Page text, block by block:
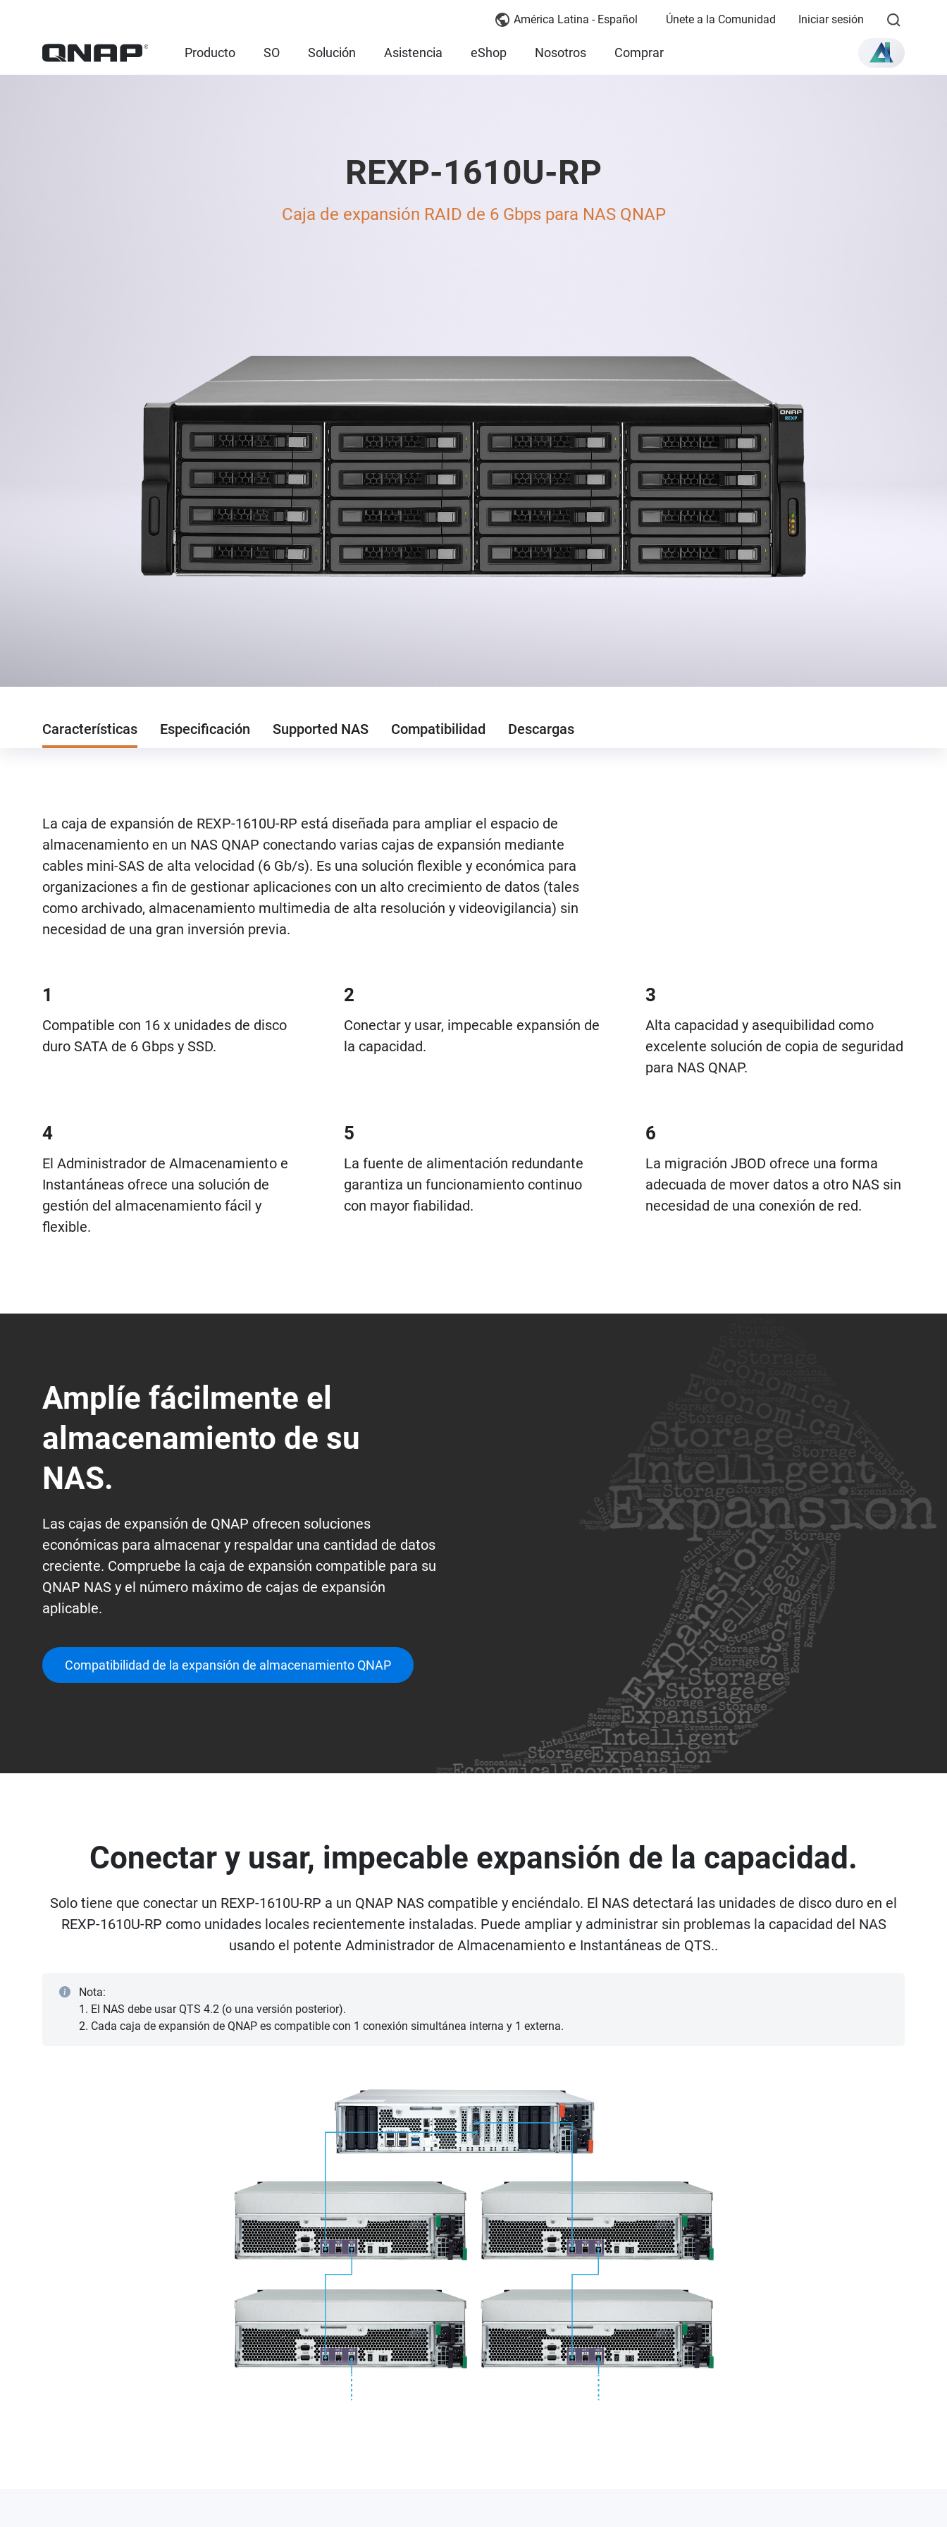
América Latina - Español Únete a la Comunidad Iniciar sesión
Producto SO Solución Asistencia eShop Nosotros Comprar
REXP-1610U-RP
Caja de expansión RAID de 6 Gbps para NAS QNAP
Características Especificación Supported NAS Compatibilidad Descargas
La caja de expansión de REXP-1610U-RP está diseñada para ampliar el espacio de
almacenamiento en un NAS QNAP conectando varias cajas de expansión mediante
cables mini-SAS de alta velocidad (6 Gb/s). Es una solución flexible y económica para
organizaciones a fin de gestionar aplicaciones con un alto crecimiento de datos (tales
como archivado, almacenamiento multimedia de alta resolución y videovigilancia) sin
necesidad de una gran inversión previa.
1
Compatible con 16 x unidades de disco
duro SATA de 6 Gbps y SSD.
2
Conectar y usar, impecable expansión de
la capacidad.
3
Alta capacidad y asequibilidad como
excelente solución de copia de seguridad
para NAS QNAP.
4
El Administrador de Almacenamiento e
Instantáneas ofrece una solución de
gestión del almacenamiento fácil y
flexible.
5
La fuente de alimentación redundante
garantiza un funcionamiento continuo
con mayor fiabilidad.
6
La migración JBOD ofrece una forma
adecuada de mover datos a otro NAS sin
necesidad de una conexión de red.
Amplíe fácilmente el
almacenamiento de su
NAS.
Las cajas de expansión de QNAP ofrecen soluciones
económicas para almacenar y respaldar una cantidad de datos
creciente. Compruebe la caja de expansión compatible para su
QNAP NAS y el número máximo de cajas de expansión
aplicable.
Compatibilidad de la expansión de almacenamiento QNAP
Conectar y usar, impecable expansión de la capacidad.
Solo tiene que conectar un REXP-1610U-RP a un QNAP NAS compatible y enciéndalo. El NAS detectará las unidades de disco duro en el
REXP-1610U-RP como unidades locales recientemente instaladas. Puede ampliar y administrar sin problemas la capacidad del NAS
usando el potente Administrador de Almacenamiento e Instantáneas de QTS..
Nota:
1. El NAS debe usar QTS 4.2 (o una versión posterior).
2. Cada caja de expansión de QNAP es compatible con 1 conexión simultánea interna y 1 externa.